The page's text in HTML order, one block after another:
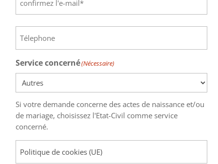
un
e-
mail
mail
Service concerné(Nécessaire)
Si votre demande concerne des actes de naissance et/ou
de mariage, choisissez l'Etat-Civil comme service
concerné.